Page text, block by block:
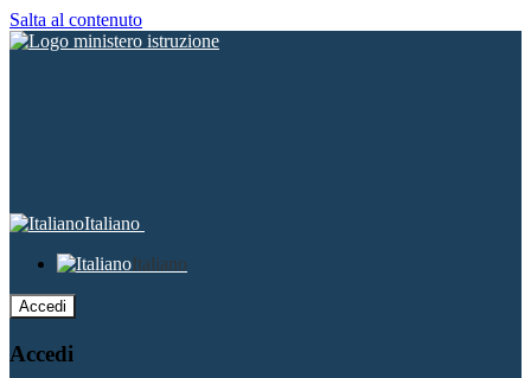
Salta al contenuto
Italiano
Italiano
Accedi
Accedi